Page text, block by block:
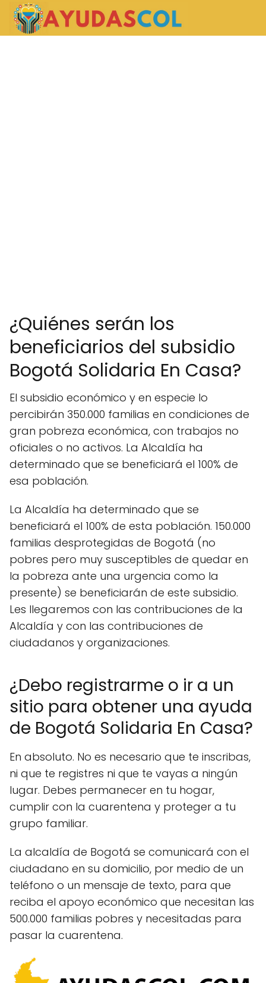
¿Quiénes serán los
beneficiarios del subsidio
Bogotá Solidaria En Casa?
El subsidio económico y en especie lo
percibirán 350.000 familias en condiciones de
gran pobreza económica, con trabajos no
oficiales o no activos. La Alcaldía ha
determinado que se beneficiará el 100% de
esa población.
La Alcaldía ha determinado que se
beneficiará el 100% de esta población. 150.000
familias desprotegidas de Bogotá (no
pobres pero muy susceptibles de quedar en
la pobreza ante una urgencia como la
presente) se beneficiarán de este subsidio.
Les llegaremos con las contribuciones de la
Alcaldía y con las contribuciones de
ciudadanos y organizaciones.
¿Debo registrarme o ir a un
sitio para obtener una ayuda
de Bogotá Solidaria En Casa?
En absoluto. No es necesario que te inscribas,
ni que te registres ni que te vayas a ningún
lugar. Debes permanecer en tu hogar,
cumplir con la cuarentena y proteger a tu
grupo familiar.
La alcaldía de Bogotá se comunicará con el
ciudadano en su domicilio, por medio de un
teléfono o un mensaje de texto, para que
reciba el apoyo económico que necesitan las
500.000 familias pobres y necesitadas para
pasar la cuarentena.